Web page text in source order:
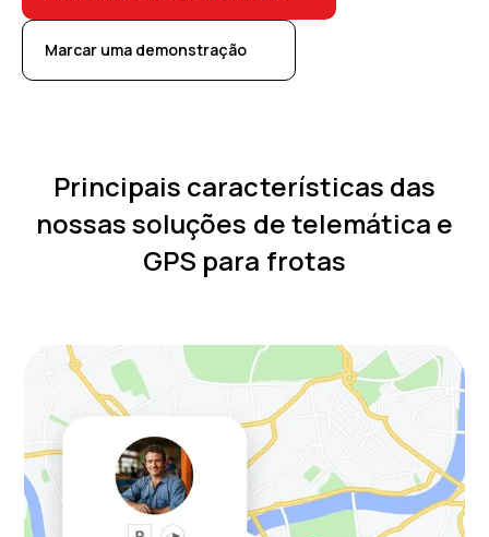
Marcar uma demonstração
Principais características das
nossas soluções de telemática e
GPS para frotas